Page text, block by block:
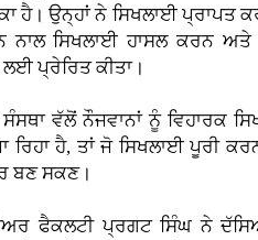
ਹੈ। ਉਨ੍ਹਾਂ ਨੇ ਸਿਖਲਾਈ ਪ੍ਰਾਪਤ
ਨਾਲ ਸਿਖਲਾਈ ਹਾਸਲ ਕਰਨ ਅਤੇ
ਪ੍ਰੇਰਿਤ ਕੀਤਾ।
ਵੱਲੋਂ ਨੌਜਵਾਨਾਂ ਨੂੰ ਵਿਹਾਰਕ
ਰਿਹਾ ਹੈ, ਤਾਂ ਜੋ ਸਿਖਲਾਈ ਪੂਰੀ
ਬਣ ਸਕਣ।
ਫੈਕਲਟੀ ਪ੍ਰਗਟ ਸਿੰਘ ਨੇ